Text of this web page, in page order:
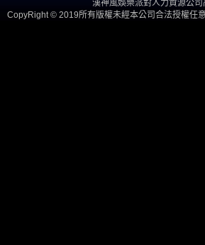
漢神風娛樂派對人力資源公
CopyRight © 2019所有版權未經本公司合法授權任